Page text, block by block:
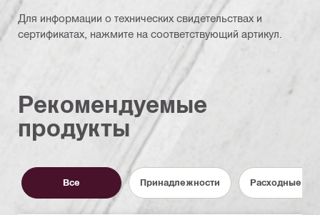
Для информации о технических свидетельствах и
сертификатах, нажмите на соответствующий артикул.
Рекомендуемые
продукты
Все Принадлежности Расходные